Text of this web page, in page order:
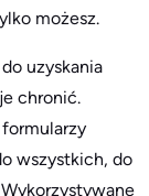
możesz.
uzyskania
chronić.
wszystkich, do